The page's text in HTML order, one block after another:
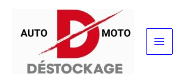
contenu